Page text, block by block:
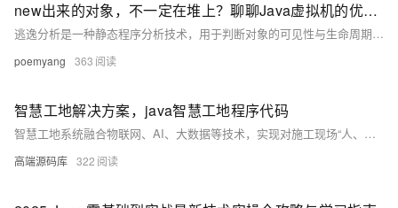
new出来的对象，不一定在堆上？聊聊Java虚拟机的优化技术：逃逸分析
逃逸分析是一种静态程序分析技术，用于判断对象的可见性与生命周期。它帮助即时编译器优化内存使用、降低同步开销。根据对象是否逃逸出方法或线程，分析结果分为未逃逸、方法逃逸和线程逃逸三种。基于分析结果，编译器可进行同步锁消除、标量替换和栈上分配等优化，从而提升程序性能。尽管逃逸分析计算复杂度较高，但其在热点代码中的应用为Java虚拟机带来了显著的优化效果。
poemyang 363
智慧工地解决方案，java智慧工地程序代码
智慧工地系统融合物联网、AI、大数据等技术，实现对施工现场“人、机、料、法、环”的全面智能监控与管理，提升安全、效率与决策水平。
高端源码库 322